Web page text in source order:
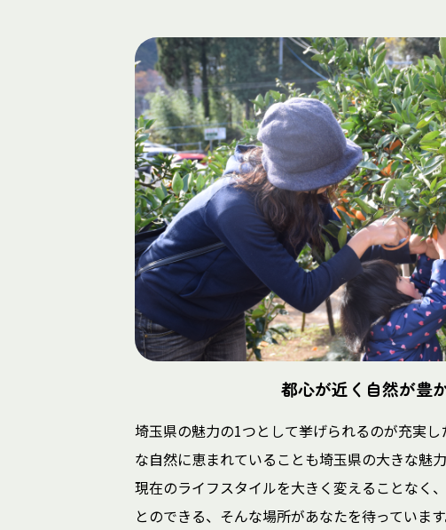
都心が近く自然が豊
埼玉県の魅力の1つとして挙げられるのが充実
な自然に恵まれていることも埼玉県の大きな魅力
現在のライフスタイルを大きく変えることなく
とのできる、そんな場所があなたを待っています